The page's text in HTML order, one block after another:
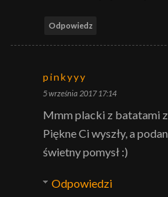
Odpowiedz
pinkyyy
5 września 2017 17:14
Mmm placki z batatami
Piękne Ci wyszły, a
świetny pomysł :)
Odpowiedzi